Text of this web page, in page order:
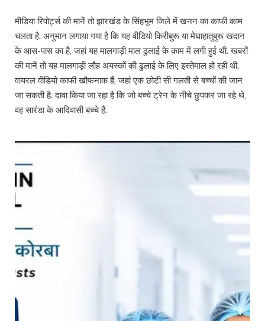
मीडिया रिपोर्ट्स की मानें तो झारखंड के सिंहभूम जिले में खनन का काफी काम
चलता है. अनुमान लगाया गया है कि यह वीडियो किरीबुरू या मेघाहातुबुरू खदान
के आस-पास का है, जहां यह मालगाड़ी माल ढुलाई के काम में लगी हुई थी. खबरों
की मानें तो यह मालगाड़ी लौह अयस्कों की ढुलाई के लिए इस्तेमाल हो रही थी.
वायरल वीडियो काफी खौफनाक हैं, जहां एक छोटी सी गलती से बच्चों की जान
जा सकती है. दावा किया जा रहा है कि जो बच्चे ट्रेन के नीचे छुपकर जा रहे थे,
वह सारंडा के आदिवासी बच्चे हैं.